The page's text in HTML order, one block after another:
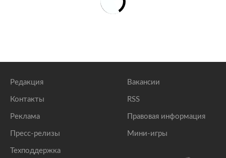
Редакция
Контакты
Реклама
Пресс-релизы
Техподдержка
Вакансии
RSS
Правовая информация
Мини-игры